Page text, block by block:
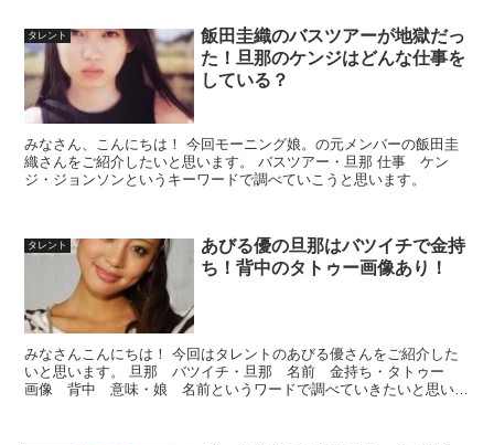
タレント
飯田圭織のバスツアーが地獄だっ
た！旦那のケンジはどんな仕事を
している？
みなさん、こんにちは！ 今回モーニング娘。の元メンバーの飯田圭
織さんをご紹介したいと思います。 バスツアー・旦那 仕事 ケン
ジ・ジョンソンというキーワードで調べていこうと思います。
タレント
あびる優の旦那はバツイチで金持
ち！背中のタトゥー画像あり！
みなさんこんにちは！ 今回はタレントのあびる優さんをご紹介した
いと思います。 旦那 バツイチ・旦那 名前 金持ち・タトゥー
画像 背中 意味・娘 名前というワードで調べていきたいと思いま